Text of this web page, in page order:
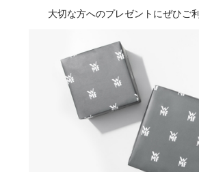
大切な方へのプレゼントにぜひご